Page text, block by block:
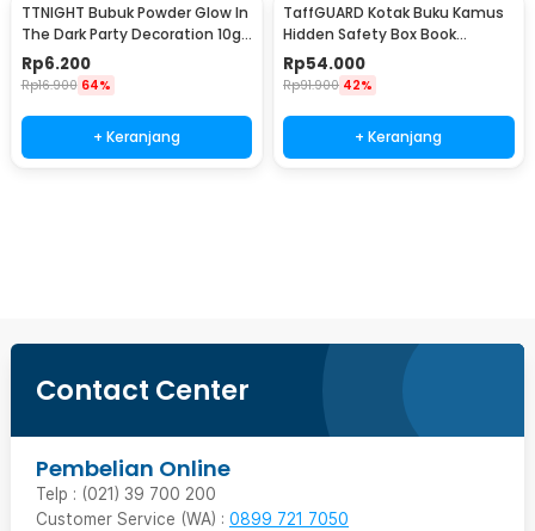
TTNIGHT Bubuk Powder Glow In
The Dark Party Decoration 10g
- T01
Rp6.200
Rp16.900 64%
+ Keranjang
TaffGUARD Kotak Buku Kamus
Hidden Safety Box Book
Password Lock Size S - KB-10P
Rp54.000
Rp91.900 42%
+ Keranjang
Contact Center
Pembelian Online
Telp : (021) 39 700 200
Customer Service (WA) : 0899 721 7050